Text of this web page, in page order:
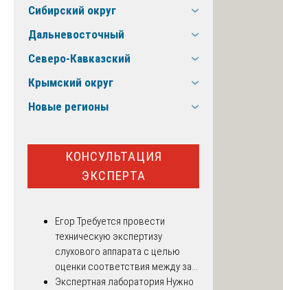
Сибирский округ
Дальневосточный
Северо-Кавказский
Крымский округ
Новые регионы
КОНСУЛЬТАЦИЯ
ЭКСПЕРТА
Егор Требуется провести
техническую экспертизу
слухового аппарата с целью
оценки соответствия между за...
Экспертная лаборатория Нужно